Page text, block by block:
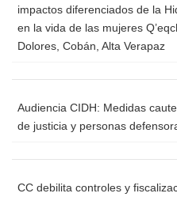
impactos diferenciados de la
en la vida de las mujeres
Dolores, Cobán, Alta Verapaz
Audiencia CIDH: Medidas
de justicia y personas
CC debilita controles y